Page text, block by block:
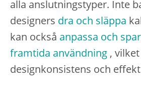
alla anslutningstyper. Inte
designers dra och släppa
kan också anpassa och
framtida användning ,
designkonsistens och